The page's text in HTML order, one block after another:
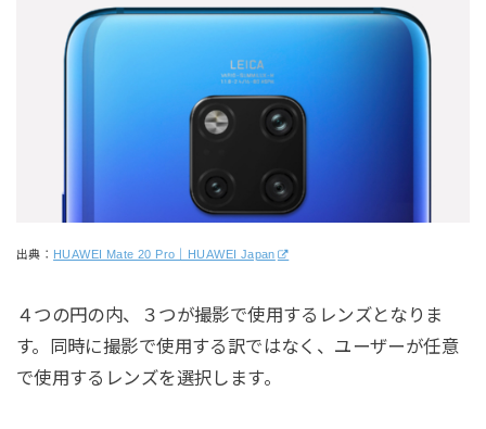
出典： HUAWEI Mate 20 Pro｜HUAWEI Japan
４つの円の内、３つが撮影で使用するレンズとなりま
す。同時に撮影で使用する訳ではなく、ユーザーが任意
で使用するレンズを選択します。